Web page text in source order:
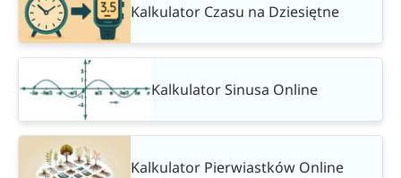
Kalkulator Czasu na Dziesiętne
Kalkulator Sinusa Online
Kalkulator Pierwiastków Online